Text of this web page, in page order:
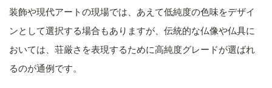
装飾や現代アートの現場では、あえて低純度の色味をデザイ
ンとして選択する場合もありますが、伝統的な仏像や仏具に
おいては、荘厳さを表現するために高純度グレードが選ばれ
るのが通例です。